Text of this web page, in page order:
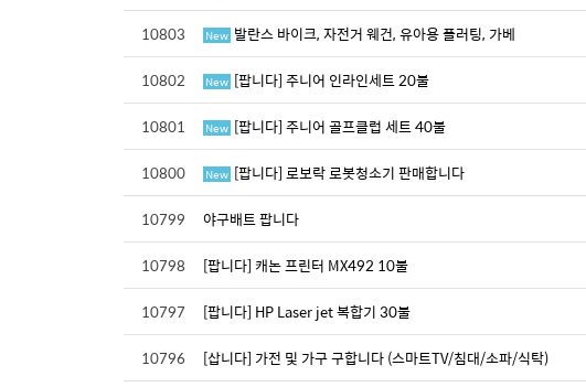
10803
New 발란스 바이크, 자전거 웨건, 유아용 플러팅, 가베
10802
New [팝니다] 주니어 인라인세트 20불
10801
New [팝니다] 주니어 골프클럽 세트 40불
10800
New [팝니다] 로보락 로봇청소기 판매합니다
10799
야구배트 팝니다
10798
[팝니다] 캐논 프린터 MX492 10불
10797
[팝니다] HP Laser jet 복합기 30불
10796
[삽니다] 가전 및 가구 구합니다 (스마트TV/침대/소파/식탁)